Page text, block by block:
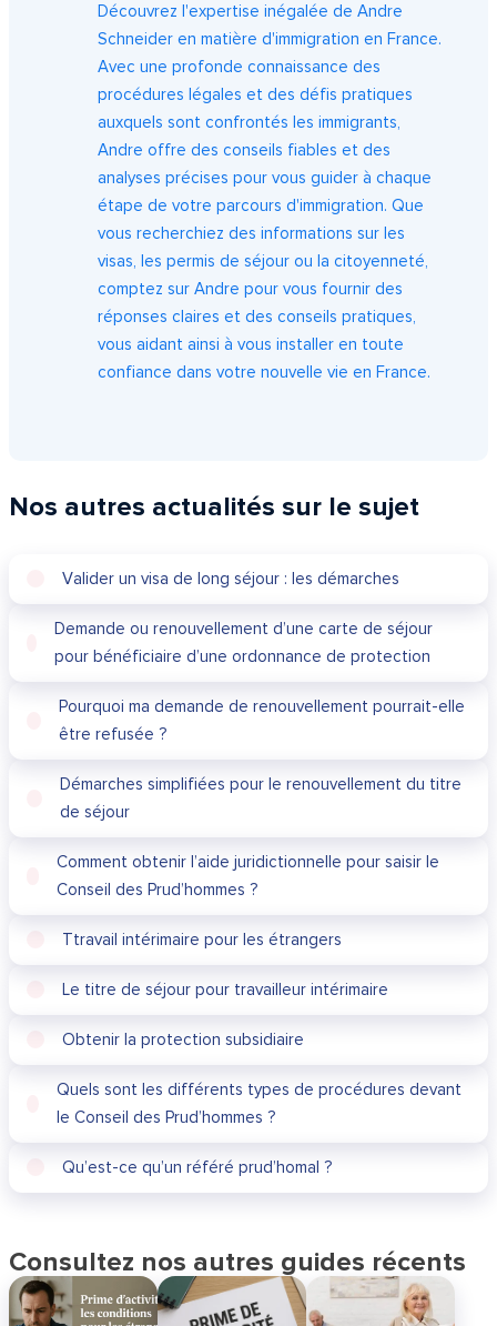
Découvrez l'expertise inégalée de Andre
Schneider en matière d'immigration en France.
Avec une profonde connaissance des
procédures légales et des défis pratiques
auxquels sont confrontés les immigrants,
Andre offre des conseils fiables et des
analyses précises pour vous guider à chaque
étape de votre parcours d'immigration. Que
vous recherchiez des informations sur les
visas, les permis de séjour ou la citoyenneté,
comptez sur Andre pour vous fournir des
réponses claires et des conseils pratiques,
vous aidant ainsi à vous installer en toute
confiance dans votre nouvelle vie en France.
Nos autres actualités sur le sujet
Valider un visa de long séjour : les démarches
Demande ou renouvellement d’une carte de séjour
pour bénéficiaire d’une ordonnance de protection
Pourquoi ma demande de renouvellement pourrait-elle
être refusée ?
Démarches simplifiées pour le renouvellement du titre
de séjour
Comment obtenir l’aide juridictionnelle pour saisir le
Conseil des Prud’hommes ?
Ttravail intérimaire pour les étrangers
Le titre de séjour pour travailleur intérimaire
Obtenir la protection subsidiaire
Quels sont les différents types de procédures devant
le Conseil des Prud’hommes ?
Qu’est-ce qu’un référé prud’homal ?
Consultez nos autres guides récents